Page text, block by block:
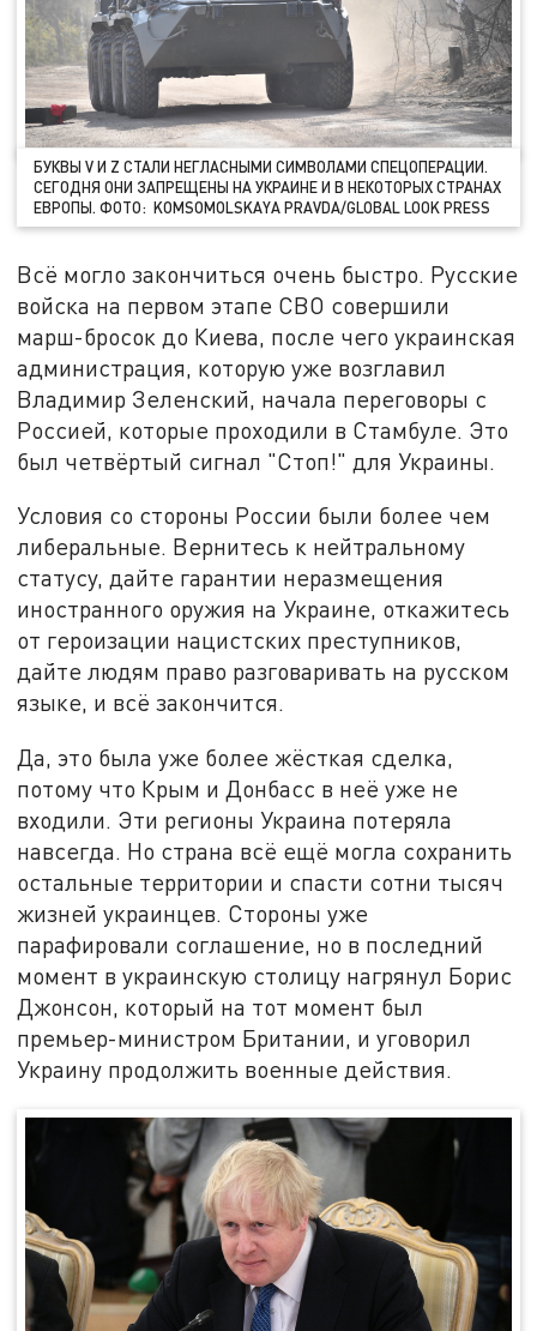
БУКВЫ V И Z СТАЛИ НЕГЛАСНЫМИ СИМВОЛАМИ СПЕЦОПЕРАЦИИ.
СЕГОДНЯ ОНИ ЗАПРЕЩЕНЫ НА УКРАИНЕ И В НЕКОТОРЫХ СТРАНАХ
ЕВРОПЫ. ФОТО: KOMSOMOLSKAYA PRAVDA/GLOBAL LOOK PRESS
Всё могло закончиться очень быстро. Русские
войска на первом этапе СВО совершили
марш-бросок до Киева, после чего украинская
администрация, которую уже возглавил
Владимир Зеленский, начала переговоры с
Россией, которые проходили в Стамбуле. Это
был четвёртый сигнал "Стоп!" для Украины.
Условия со стороны России были более чем
либеральные. Вернитесь к нейтральному
статусу, дайте гарантии неразмещения
иностранного оружия на Украине, откажитесь
от героизации нацистских преступников,
дайте людям право разговаривать на русском
языке, и всё закончится.
Да, это была уже более жёсткая сделка,
потому что Крым и Донбасс в неё уже не
входили. Эти регионы Украина потеряла
навсегда. Но страна всё ещё могла сохранить
остальные территории и спасти сотни тысяч
жизней украинцев. Стороны уже
парафировали соглашение, но в последний
момент в украинскую столицу нагрянул Борис
Джонсон, который на тот момент был
премьер-министром Британии, и уговорил
Украину продолжить военные действия.